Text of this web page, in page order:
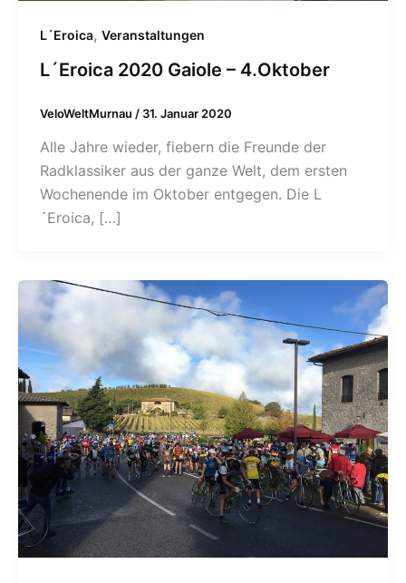
L´Eroica, Veranstaltungen
L´Eroica 2020 Gaiole – 4.Oktober
VeloWeltMurnau / 31. Januar 2020
Alle Jahre wieder, fiebern die Freunde der
Radklassiker aus der ganze Welt, dem ersten
Wochenende im Oktober entgegen. Die L
´Eroica, […]